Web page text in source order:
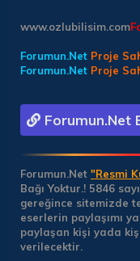
www.ozlubilisim.com
Forumun.Net Proje
Forumun.Net Proje
Forumun.Net
Forumun.Net "Resmi
Bağı Yoktur.! 5846
gereğince sitemizde
eserlerin paylaşımı
paylaşan kişi yada
verilecektir.